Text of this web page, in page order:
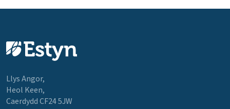
Llys Angor,
Heol Keen,
Caerdydd CF24 5JW